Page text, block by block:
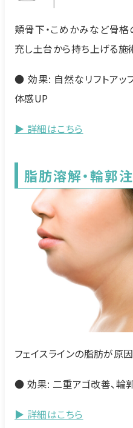
頬骨下・こめかみなど骨
充し土台から持ち上げる施
● 効果: 自然なリフトアッ
体感UP
▶ 詳細はこちら
脂肪溶解・輪郭
フェイスラインの脂肪が原
● 効果: 二重アゴ改善、輪
▶ 詳細はこちら